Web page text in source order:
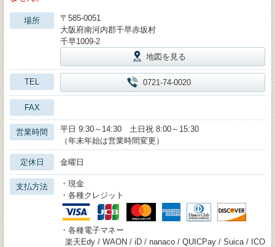
場所
〒585-0051
大阪府南河内郡千早赤坂村
千早1009-2
地図を見る
TEL 0721-74-0020
FAX
営業時間
平日 9:30～14:30 土日祝 8:00～15:30
（年末年始は営業時間変更）
定休日 金曜日
支払方法
・現金
・各種クレジット
・各種電子マネー
楽天Edy / WAON / iD / nanaco / QUICPay / Suica / ICO